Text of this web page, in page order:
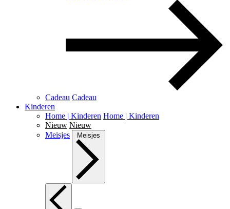
Cadeau Cadeau
Kinderen
Home | Kinderen Home | Kinderen
Nieuw Nieuw
Meisjes
Meisjes